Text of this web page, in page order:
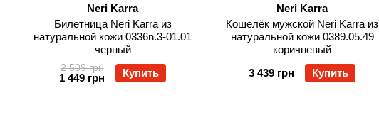
Neri Karra
Билетница Neri Karra из
натуральной кожи 0336n.3-01.01
черный
2 509 грн
1 449 грн Купить
Neri Karra
Кошелёк мужской Neri Karra из
натуральной кожи 0389.05.49
коричневый
3 439 грн
Купить